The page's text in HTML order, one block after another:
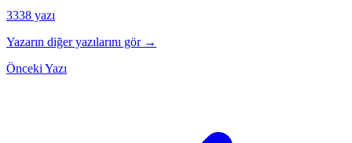
3338 yazı
Yazarın diğer yazılarını gör →
Önceki Yazı